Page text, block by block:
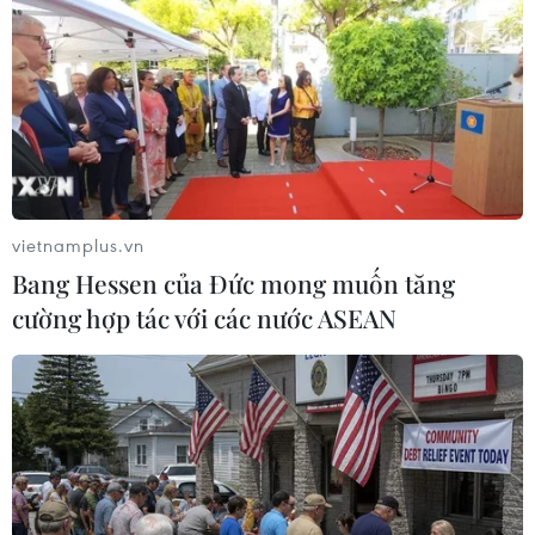
Theo dõi VietnamPlus
TIN LIÊN QUAN
vietnamplus.vn
Bang Hessen của Đức mong muốn tăng
cường hợp tác với các nước ASEAN